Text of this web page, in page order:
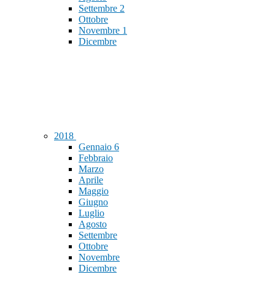
Settembre 2
Ottobre
Novembre 1
Dicembre
2018
Gennaio 6
Febbraio
Marzo
Aprile
Maggio
Giugno
Luglio
Agosto
Settembre
Ottobre
Novembre
Dicembre